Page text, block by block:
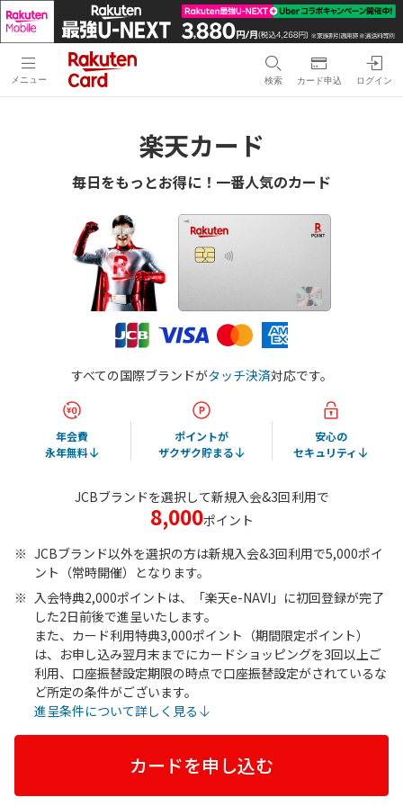
メニュー 検索 カード申込 ログイン
楽天カード
毎日をもっとお得に！一番人気のカード
すべての国際ブランドがタッチ決済対応です。
年会費
永年無料
ポイントが
ザクザク貯まる
安心の
セキュリティ
JCBブランドを選択して新規入会&3回利用で
8,000ポイント
JCBブランド以外を選択の方は新規入会&3回利用で5,000ポイ
ント（常時開催）となります。
入会特典2,000ポイントは、「楽天e-NAVI」に初回登録が完了
した2日前後で進呈いたします。
また、カード利用特典3,000ポイント（期間限定ポイント）
は、お申し込み翌月末までにカードショッピングを3回以上ご
利用、口座振替設定期限の時点で口座振替設定がされているな
ど所定の条件がございます。
進呈条件について詳しく見る
カードを申し込む